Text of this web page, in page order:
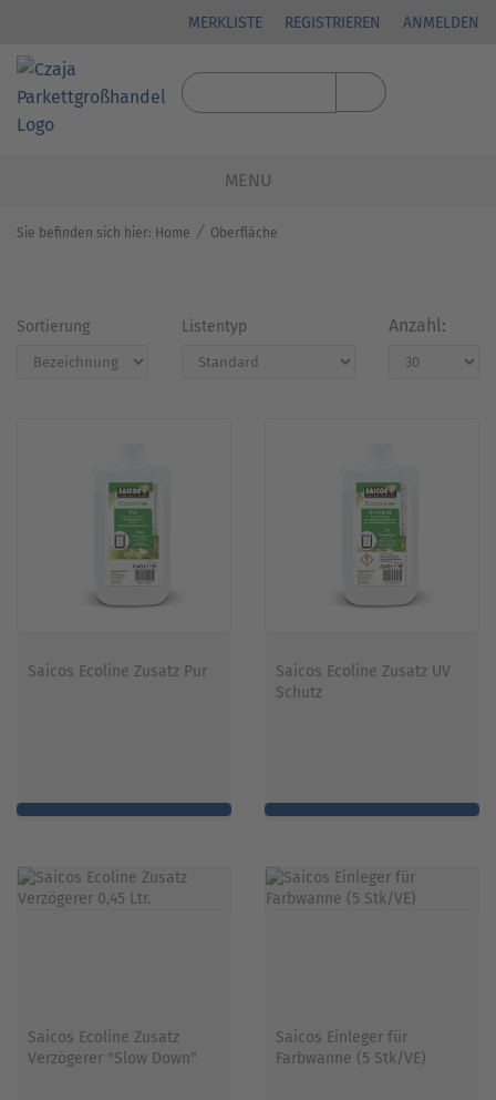
MERKLISTE REGISTRIEREN ANMELDEN
MENU
Sie befinden sich hier: Home ⁄ Oberfläche
Sortierung Listentyp Anzahl:
Saicos Ecoline Zusatz Pur
Saicos Ecoline Zusatz UV
Schutz
Saicos Ecoline Zusatz
Verzögerer "Slow Down"
Saicos Einleger für
Farbwanne (5 Stk/VE)